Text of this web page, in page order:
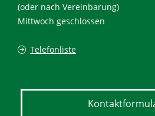
(oder nach Vereinbarung)
Mittwoch geschlossen
Telefonliste